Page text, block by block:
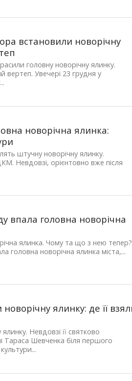
встановили новорічну
головну новорічну ялинку.
вертеп. Увечері 23 грудня у
новорічна ялинка:
штучну новорічну ялинку.
Невдовзі, орієнтовно вже після
впала головна новорічна
ялинка. Чому та що з нею тепер?
головна новорічна ялинка міста,...
ялинку: де її
Невдовзі її святково
Тараса Шевченка біля першого